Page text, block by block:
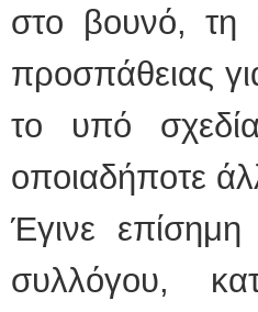
στο βουνό, τη
προσπάθειας
το υπό
οποιαδήποτε
Έγινε
συλλόγου,